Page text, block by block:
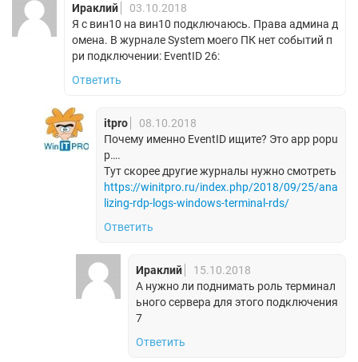
Ираклий
03.10.2018
Я с вин10 на вин10 подключаюсь. Права админа д
омена. В журнале System моего ПК нет событий п
ри подключении: EventID 26:
Ответить
itpro
08.10.2018
Почему именно EventID ищите? Это app popu
p….
Тут скорее другие журналы нужно смотреть
https://winitpro.ru/index.php/2018/09/25/ana
lizing-rdp-logs-windows-terminal-rds/
Ответить
Ираклий
15.10.2018
А нужно ли поднимать роль терминал
ьного сервера для этого подключения
7
Ответить